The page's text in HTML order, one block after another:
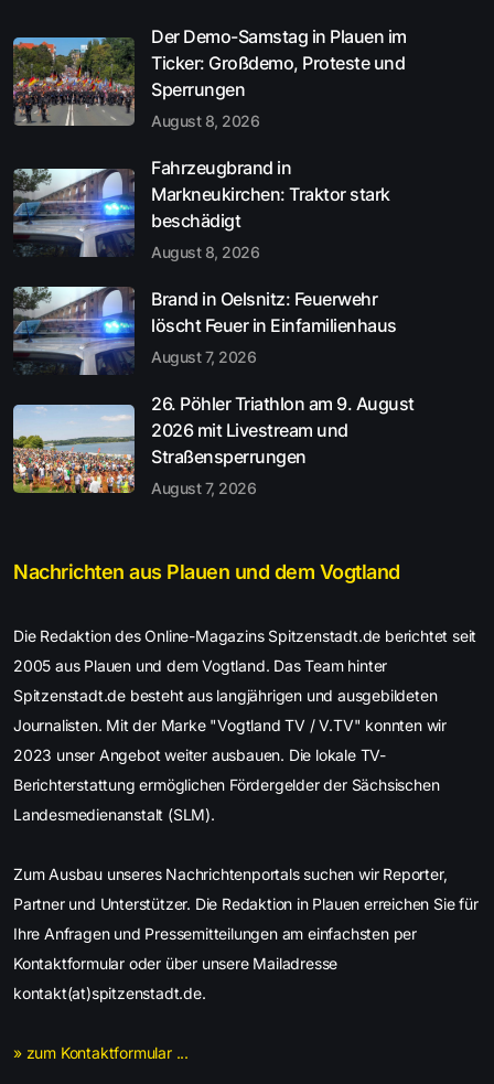
Der Demo-Samstag in Plauen im
Ticker: Großdemo, Proteste und
Sperrungen
August 8, 2026
Fahrzeugbrand in
Markneukirchen: Traktor stark
beschädigt
August 8, 2026
Brand in Oelsnitz: Feuerwehr
löscht Feuer in Einfamilienhaus
August 7, 2026
26. Pöhler Triathlon am 9. August
2026 mit Livestream und
Straßensperrungen
August 7, 2026
Nachrichten aus Plauen und dem Vogtland
Die Redaktion des Online-Magazins Spitzenstadt.de berichtet seit
2005 aus Plauen und dem Vogtland. Das Team hinter
Spitzenstadt.de besteht aus langjährigen und ausgebildeten
Journalisten. Mit der Marke "Vogtland TV / V.TV" konnten wir
2023 unser Angebot weiter ausbauen. Die lokale TV-
Berichterstattung ermöglichen Fördergelder der Sächsischen
Landesmedienanstalt (SLM).
Zum Ausbau unseres Nachrichtenportals suchen wir Reporter,
Partner und Unterstützer. Die Redaktion in Plauen erreichen Sie für
Ihre Anfragen und Pressemitteilungen am einfachsten per
Kontaktformular oder über unsere Mailadresse
kontakt(at)spitzenstadt.de.
» zum Kontaktformular ...